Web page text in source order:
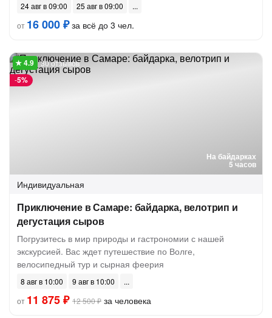
24 авг в 09:00
25 авг в 09:00
от 16 000 ₽за всё до 3 чел.
На байдарках
5 часов
-5%
30 отзывов
Индивидуальная
Приключение в Самаре: байдарка, велотрип и
дегустация сыров
Погрузитесь в мир природы и гастрономии с нашей
экскурсией. Вас ждет путешествие по Волге,
велосипедный тур и сырная феерия
8 авг в 10:00
9 авг в 10:00
от 11 875 ₽ 12 500 ₽ за человека